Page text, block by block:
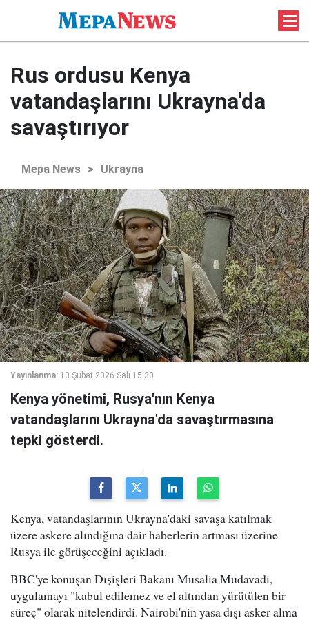
Rus ordusu Kenya
vatandaşlarını Ukrayna'da
savaştırıyor
Mepa News > Ukrayna
Yayınlanma: 10 Şubat 2026 Salı 15:30
Kenya yönetimi, Rusya'nın Kenya
vatandaşlarını Ukrayna'da savaştırmasına
tepki gösterdi.
Kenya, vatandaşlarının Ukrayna'daki savaşa katılmak
üzere askere alındığına dair haberlerin artması üzerine
Rusya ile görüşeceğini açıkladı.
BBC'ye konuşan Dışişleri Bakanı Musalia Mudavadi,
uygulamayı "kabul edilemez ve el altından yürütülen bir
süreç" olarak nitelendirdi. Nairobi'nin yasa dışı asker alma